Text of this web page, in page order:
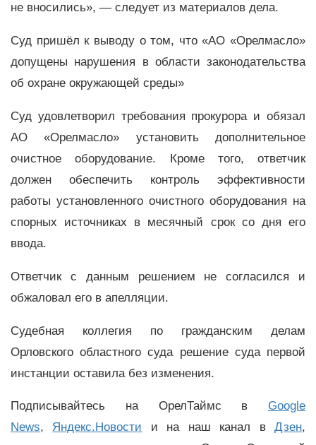
не вносились», — следует из материалов дела.
Суд пришёл к выводу о том, что «АО «Орелмасло»
допущены нарушения в области законодательства
об охране окружающей среды»
Суд удовлетворил требования прокурора и обязал
АО «Орелмасло» установить дополнительное
очистное оборудование. Кроме того, ответчик
должен обеспечить контроль эффективности
работы установленного очистного оборудования на
спорных источниках в месячный срок со дня его
ввода.
Ответчик с данным решением не согласился и
обжаловал его в апелляции.
Судебная коллегия по гражданским делам
Орловского областного суда решение суда первой
инстанции оставила без изменения.
Подписывайтесь на ОрелТаймс в Google
News, Яндекс.Новости и на наш канал вДзен,